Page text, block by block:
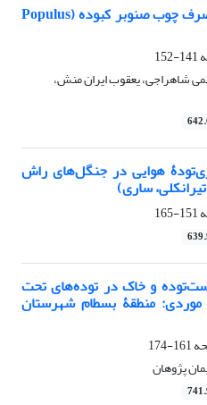
مقایسة تولید، بیوماس و نوع مصرف چوب صنوبر کبوده (Populus
141-152
شاهراجی، یعقوب ایران منش،
زی‌تودۀ هوایی در جنگل‌های راش
ساری)
151-165
و خاک در توده‌های تحت
موردی: منطقۀ بسطام شهرستان
161-174
پژوهان